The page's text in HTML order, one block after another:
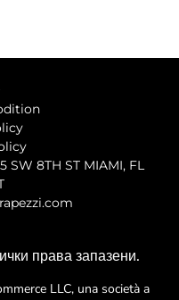
SW 8TH ST MIAMI, FL
права запазени.
LLC, una società a